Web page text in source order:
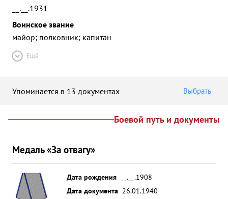
__.__.1931
Воинское звание
майор; полковник; капитан
Ещё
Упоминается в 13 документах Выбрать
Боевой путь и документы
Медаль «За отвагу»
Дата рождения
__.__.1908
Дата документа 26.01.1940